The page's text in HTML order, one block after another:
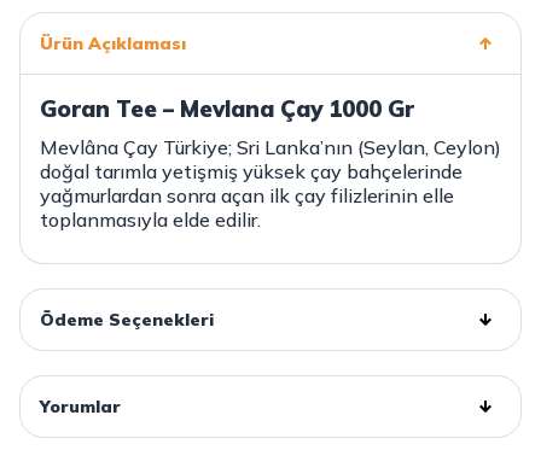
Ürün Açıklaması
Goran Tee – Mevlana Çay 1000 Gr
Mevlâna Çay Türkiye; Sri Lanka’nın (Seylan, Ceylon)
doğal tarımla yetişmiş yüksek çay bahçelerinde
yağmurlardan sonra açan ilk çay filizlerinin elle
toplanmasıyla elde edilir.
Ödeme Seçenekleri
Yorumlar